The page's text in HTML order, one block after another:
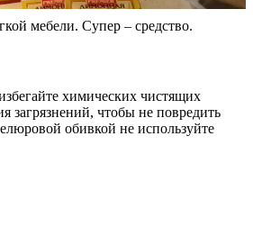
мебели. Супер – средство.
химических чистящих
загрязнений, чтобы не повредить
обивкой не используйте